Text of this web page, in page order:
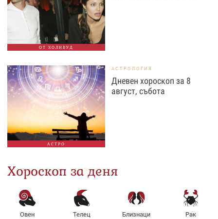
ОТ ХОЛИВУД
АСТРО
АСТРОЛОГИЯ
Дневен хороскоп за 8
август, събота
Хороскоп за деня
Овен Телец Близнаци Рак